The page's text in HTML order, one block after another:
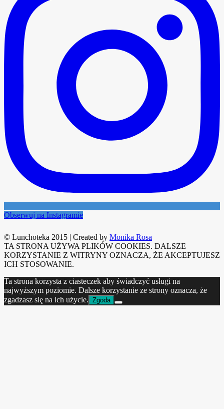
Obserwuj na Instagramie
© Lunchoteka 2015 | Created by Monika Rosa
TA STRONA UŻYWA PLIKÓW COOKIES. DALSZE
KORZYSTANIE Z WITRYNY OZNACZA, ŻE AKCEPTUJESZ
ICH STOSOWANIE.
Ta strona korzysta z ciasteczek aby świadczyć usługi na
najwyższym poziomie. Dalsze korzystanie ze strony oznacza, że
zgadzasz się na ich użycie. Zgoda